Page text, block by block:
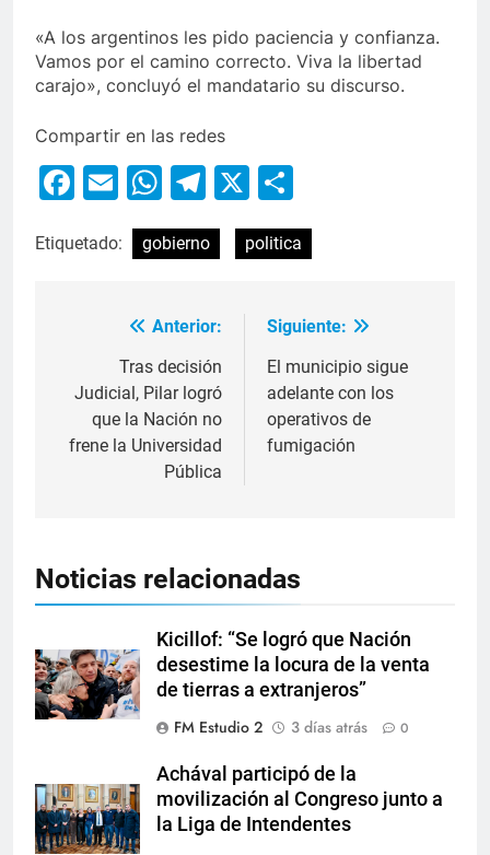
«A los argentinos les pido paciencia y confianza.
Vamos por el camino correcto. Viva la libertad
carajo», concluyó el mandatario su discurso.
Compartir en las redes
Facebook
EmailWhatsApp
Telegram
X
Etiquetado: gobierno politica
Anterior:
Tras decisión
Judicial, Pilar logró
que la Nación no
frene la Universidad
Pública
Siguiente:
El municipio sigue
adelante con los
operativos de
fumigación
Noticias relacionadas
Kicillof: “Se logró que Nación
desestime la locura de la venta
de tierras a extranjeros”
FM Estudio 2
3 días atrás 0
Achával participó de la
movilización al Congreso junto a
la Liga de Intendentes